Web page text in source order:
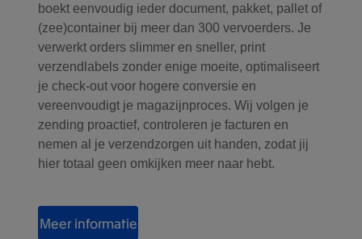
boekt eenvoudig ieder document, pakket, pallet of
(zee)container bij meer dan 300 vervoerders. Je
verwerkt orders slimmer en sneller, print
verzendlabels zonder enige moeite, optimaliseert
je check-out voor hogere conversie en
vereenvoudigt je magazijnproces. Wij volgen je
zending proactief, controleren je facturen en
nemen al je verzendzorgen uit handen, zodat jij
hier totaal geen omkijken meer naar hebt.
Meer informatie